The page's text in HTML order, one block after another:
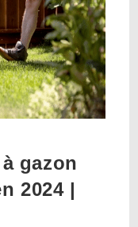
gazon
2024 |